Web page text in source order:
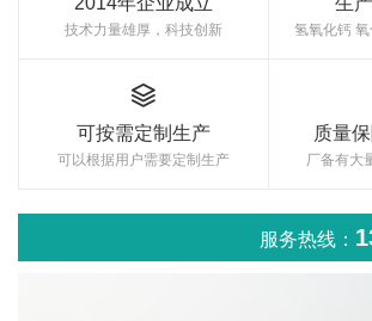
技术力量雄厚，科技创新 氢氧化钙

可按需定制生产
可以根据用户需要定制生产
质量
厂备有大
服务热线：